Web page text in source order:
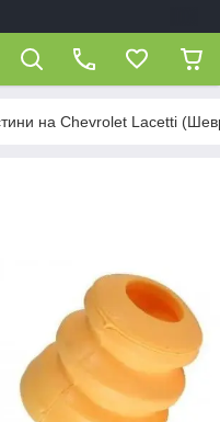
на Chevrolet Lacetti